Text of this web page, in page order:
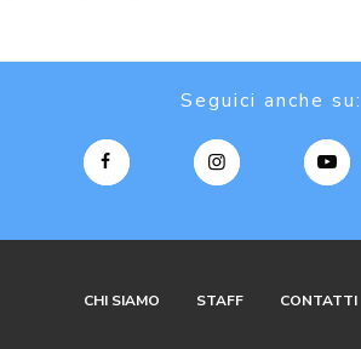
Seguici anche su:
CHI SIAMO STAFF CONTATTI